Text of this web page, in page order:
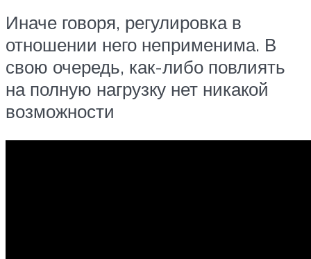
Иначе говоря, регулировка в
отношении него неприменима. В
свою очередь, как-либо повлиять
на полную нагрузку нет никакой
возможности